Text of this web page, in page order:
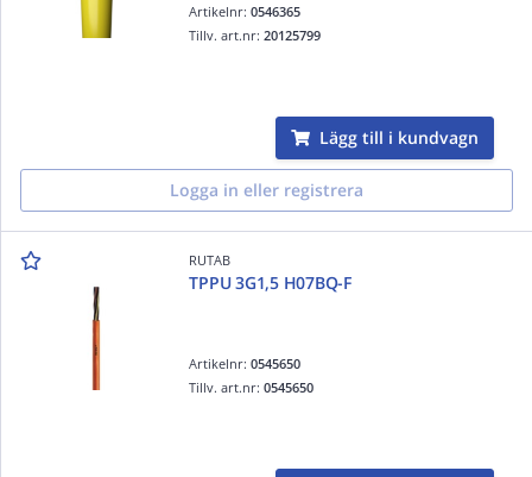
Artikelnr:0546365
Tillv. art.nr:20125799
Lägg till i kundvagn
Logga in eller registrera
RUTAB
TPPU 3G1,5 H07BQ-F
Artikelnr:0545650
Tillv. art.nr:0545650